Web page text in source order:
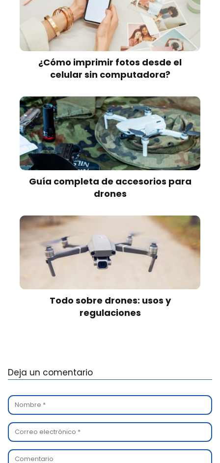
¿Cómo imprimir fotos desde el
celular sin computadora?
Guía completa de accesorios para
drones
Todo sobre drones: usos y
regulaciones
Deja un comentario